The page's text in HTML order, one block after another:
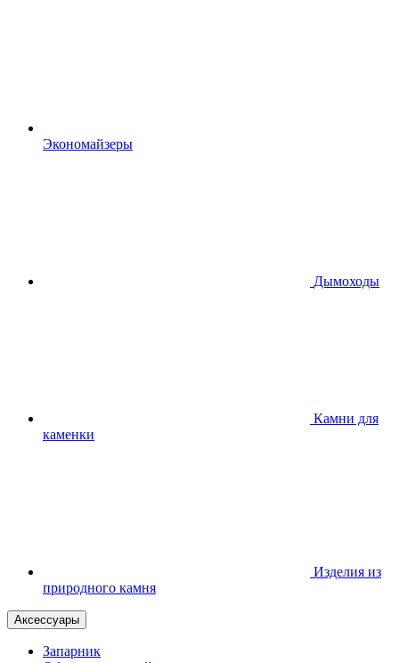
Экономайзеры
Дымоходы
Камни для
каменки
Изделия из
природного камня
Аксессуары
Запарник